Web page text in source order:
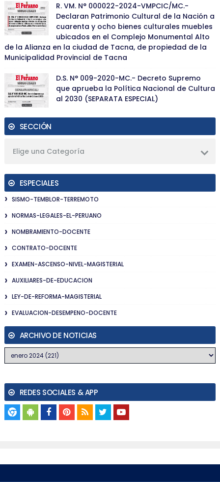
R. VM. N° 000022-2024-VMPCIC/MC.-
Declaran Patrimonio Cultural de la Nación a
cuarenta y ocho bienes culturales muebles
ubicados en el Complejo Monumental Alto
de la Alianza en la ciudad de Tacna, de propiedad de la
Municipalidad Provincial de Tacna
D.S. N° 009-2020-MC.- Decreto Supremo
que aprueba la Política Nacional de Cultura
al 2030 (SEPARATA ESPECIAL)
SECCIÓN
Elige una Categoría
ESPECIALES
SISMO-TEMBLOR-TERREMOTO
NORMAS-LEGALES-EL-PERUANO
NOMBRAMIENTO-DOCENTE
CONTRATO-DOCENTE
EXAMEN-ASCENSO-NIVEL-MAGISTERIAL
AUXILIARES-DE-EDUCACION
LEY-DE-REFORMA-MAGISTERIAL
EVALUACION-DESEMPENO-DOCENTE
ARCHIVO DE NOTICIAS
REDES SOCIALES & APP